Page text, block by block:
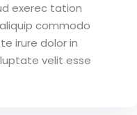
exerec tation
commodo
irure dolor in
velit esse